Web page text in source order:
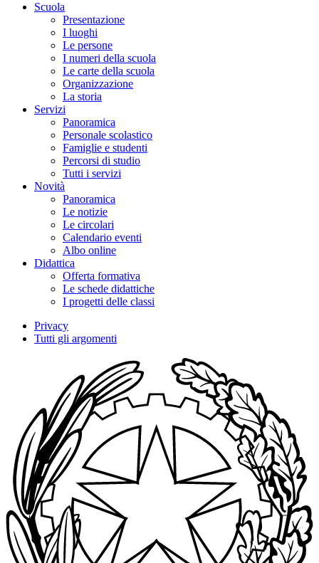
Scuola
Presentazione
I luoghi
Le persone
I numeri della scuola
Le carte della scuola
Organizzazione
La storia
Servizi
Panoramica
Personale scolastico
Famiglie e studenti
Percorsi di studio
Tutti i servizi
Novità
Panoramica
Le notizie
Le circolari
Calendario eventi
Albo online
Didattica
Offerta formativa
Le schede didattiche
I progetti delle classi
Privacy
Tutti gli argomenti